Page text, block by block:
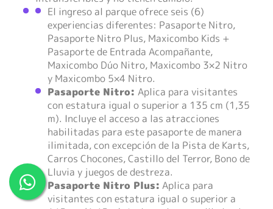
El ingreso al parque ofrece seis (6)
experiencias diferentes: Pasaporte Nitro,
Pasaporte Nitro Plus, Maxicombo Kids +
Pasaporte de Entrada Acompañante,
Maxicombo Dúo Nitro, Maxicombo 3×2 Nitro
y Maxicombo 5×4 Nitro.
Pasaporte Nitro: Aplica para visitantes
con estatura igual o superior a 135 cm (1,35
m). Incluye el acceso a las atracciones
habilitadas para este pasaporte de manera
ilimitada, con excepción de la Pista de Karts,
Carros Chocones, Castillo del Terror, Bono de
Lluvia y juegos de destreza.
Pasaporte Nitro Plus: Aplica para
visitantes con estatura igual o superior a